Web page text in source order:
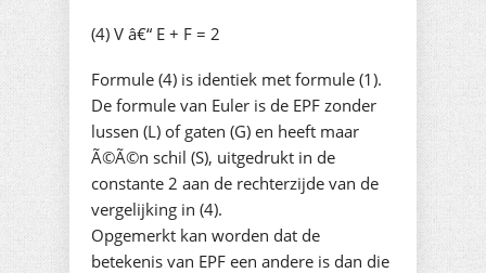
(4) V â€“ E + F = 2
Formule (4) is identiek met formule (1).
De formule van Euler is de EPF zonder
lussen (L) of gaten (G) en heeft maar
Ã©Ã©n schil (S), uitgedrukt in de
constante 2 aan de rechterzijde van de
vergelijking in (4).
Opgemerkt kan worden dat de
betekenis van EPF een andere is dan die